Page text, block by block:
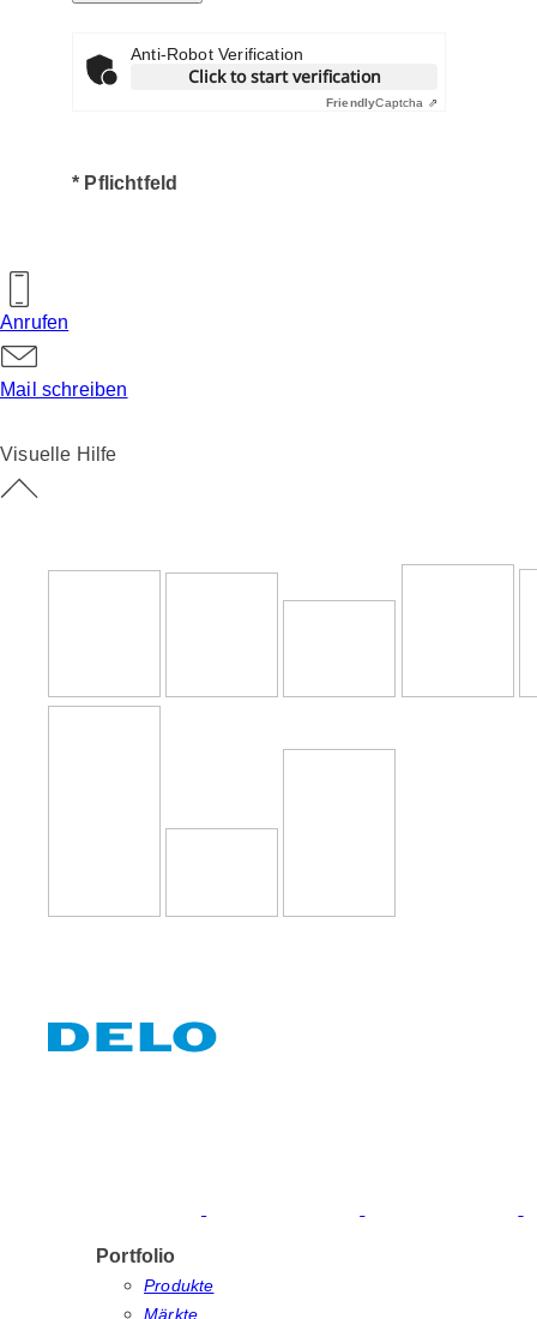
Anti-Robot Verification
Click to start verification
FriendlyCaptcha ⇗
* Pflichtfeld
Anrufen
Mail schreiben
Visuelle Hilfe
Portfolio
Produkte
Märkte